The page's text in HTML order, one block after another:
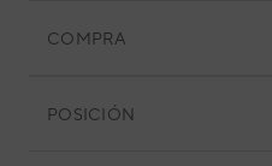
COMPRA
POSICIÓN